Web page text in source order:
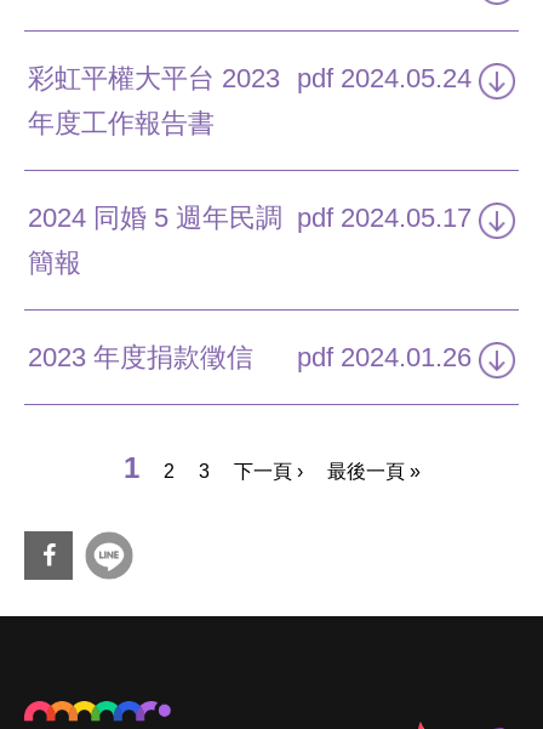
彩虹平權大平台 2023
年度工作報告書
pdf 2024.05.24
2024 同婚 5 週年民調
簡報
pdf 2024.05.17
2023 年度捐款徵信 pdf 2024.01.26
1 2 3 下一頁 › 最後一頁 »
cebo